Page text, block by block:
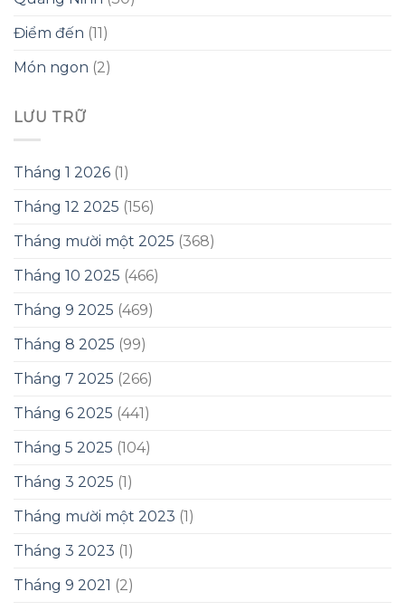
Điểm đến (11)
Món ngon (2)
LƯU TRỮ
Tháng 1 2026 (1)
Tháng 12 2025 (156)
Tháng mười một 2025 (368)
Tháng 10 2025 (466)
Tháng 9 2025 (469)
Tháng 8 2025 (99)
Tháng 7 2025 (266)
Tháng 6 2025 (441)
Tháng 5 2025 (104)
Tháng 3 2025 (1)
Tháng mười một 2023 (1)
Tháng 3 2023 (1)
Tháng 9 2021 (2)